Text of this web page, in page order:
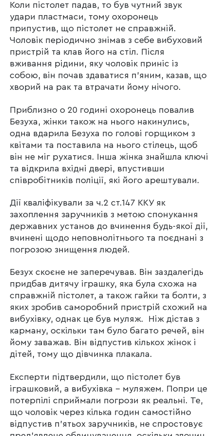
Коли пістолет падав, то був чутний звук
удари пластмаси, тому охоронець
припустив, що пістолет не справжній.
Чоловік періодично знімав з себе вибуховий
пристрій та клав його на стіл. Після
вживання рідини, яку чоловік приніс із
собою, він почав здаватися п’яним, казав, що
хворий на рак та втрачати йому нічого.
Приблизно о 20 годині охоронець повалив
Безуха, жінки також на нього накинулись,
одна вдарила Безуха по голові горщиком з
квітами та поставила на нього стілець, щоб
він не міг рухатися. Інша жінка знайшла ключі
та відкрила вхідні двері, впустивши
співробітників поліції, які його арештували.
Дії кваліфікували за ч.2 ст.147 ККУ як
захоплення заручників з метою спонукання
державних установ до вчинення будь-якої дії,
вчинені щодо неповнолітнього та поєднані з
погрозою знищення людей.
Безух скоєне не заперечував. Він заздалегідь
придбав дитячу іграшку, яка була схожа на
справжній пістолет, а також гайки та болти, з
яких зробив саморобний пристрій схожий на
вибухівку, однак це був муляж. Ніж дістав з
карману, оскільки там було багато речей, він
йому заважав. Він відпустив кількох жінок і
дітей, тому що дівчинка плакала.
Експерти підтвердили, що пістолет був
іграшковий, а вибухівка – муляжем. Попри це
потерпілі сприймали погрози як реальні. Те,
що чоловік через кілька годин самостійно
відпустив п’ятьох заручників, не спростовує